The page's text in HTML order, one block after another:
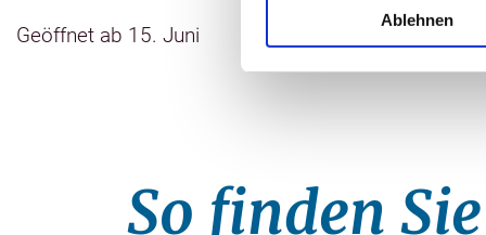
Ablehnen
Geöffnet ab 15. Juni
So finden